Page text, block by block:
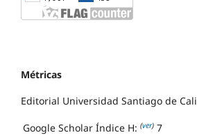
Métricas
Editorial Universidad Santiago de Cali
Google Scholar Índice H: (ver) 7